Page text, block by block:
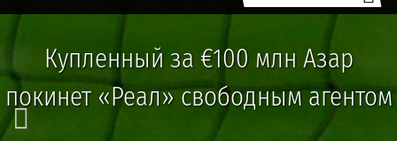
Купленный за €100 млн Азар
покинет «Реал» свободным агентом